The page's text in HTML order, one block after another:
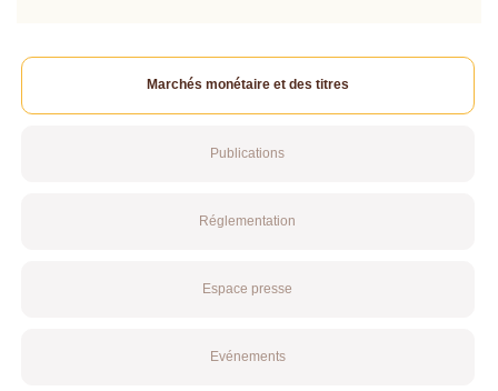
Marchés monétaire et des titres
Publications
Réglementation
Espace presse
Evénements